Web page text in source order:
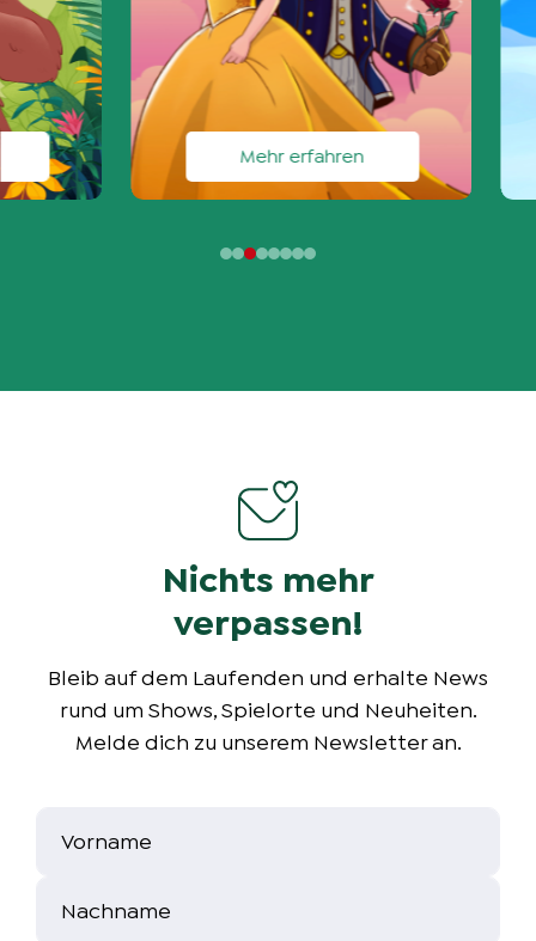
Bühnenbau
Roland Steingens
Casting Director / Leitung Künstlerisches
Susanne Blech
Tourneetechnik
Stage-Management
Julio Esteban
Inhaber / Künstlerische
Gesamtverantwortung
Lars Arend
Wiederaufnahmeregie (Tarzan)
Mehr erfahren
Nichts mehr
verpassen!
Bleib auf dem Laufenden und erhalte News
rund um Shows, Spielorte und Neuheiten.
Melde dich zu unserem Newsletter an.
Vorname
Nachname